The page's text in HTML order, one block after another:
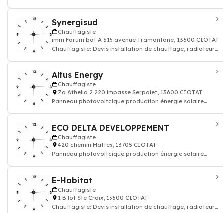
Synergisud
Chauffagiste
imm Forum bat A 515 avenue Tramontane, 13600 CIOTAT
Chauffagiste: Devis installation de chauffage, radiateur
Altus Energy
Chauffagiste
Za Athelia 2 220 impasse Serpolet, 13600 CIOTAT
Panneau photovoltaique production énergie solaire
ECO DELTA DEVELOPPEMENT
Chauffagiste
420 chemin Mattes, 13705 CIOTAT
Panneau photovoltaique production énergie solaire
E-Habitat
Chauffagiste
1 B lot Ste Croix, 13600 CIOTAT
Chauffagiste: Devis installation de chauffage, radiateur